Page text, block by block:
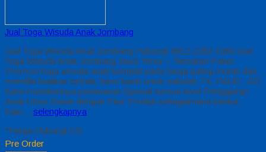
Jual Toga Wisuda Anak Jombang
Jual Toga Wisuda Anak Jombang Hubungi 0812-2282-1060 Jual
Toga Wisuda Anak Jombang Jawa Timur – Temukan Paket
Promosi toga wisuda anak komplet pada harga paling murah dan
memiliki kualitas terbaik, kami kasih untuk sekolah TK, PAUD , SD
Kami memberinya penawaran Special semua level Pengajaran
Anak Umur Dasar dengan Fitur Produk sebagaimana berikut :
Kain… selengkapnya
*Harga Hubungi CS
Pre Order